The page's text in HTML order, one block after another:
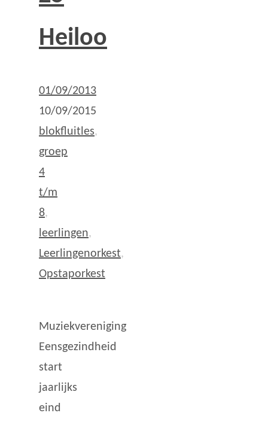
Heiloo
01/09/2013
10/09/2015
blokfluitles,
groep
4
t/m
8,
leerlingen,
Leerlingenorkest,
Opstaporkest
Muziekvereniging
Eensgezindheid
start
jaarlijks
eind